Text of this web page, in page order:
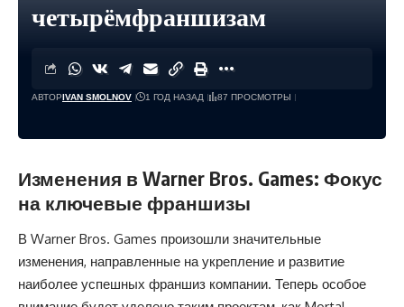
четырёмфраншизам
АВТОРIVAN SMOLNOV 1 ГОД НАЗАД 87 ПРОСМОТРЫ
Изменения в Warner Bros. Games: Фокус
на ключевые франшизы
В Warner Bros. Games произошли значительные
изменения, направленные на укрепление и развитие
наиболее успешных франшиз компании. Теперь особое